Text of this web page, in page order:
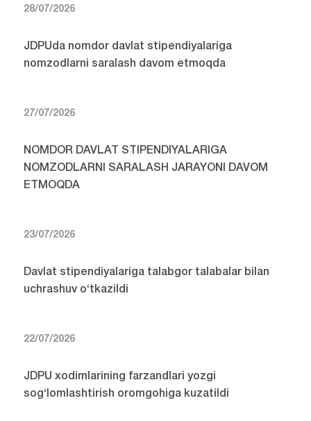
28/07/2026
JDPUda nomdor davlat stipendiyalariga
nomzodlarni saralash davom etmoqda
27/07/2026
NOMDOR DAVLAT STIPENDIYALARIGA
NOMZODLARNI SARALASH JARAYONI DAVOM
ETMOQDA
23/07/2026
Davlat stipendiyalariga talabgor talabalar bilan
uchrashuv o‘tkazildi
22/07/2026
JDPU xodimlarining farzandlari yozgi
sog‘lomlashtirish oromgohiga kuzatildi